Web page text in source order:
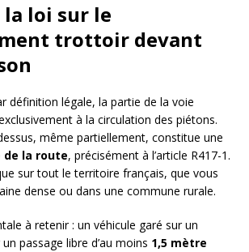
la loi sur le
trottoir devant
définition légale, la partie de la voie
à la circulation des piétons.
même partiellement, constitue une
de la route, précisément à l’article R417-1.
sur tout le territoire français, que vous
dense ou dans une commune rurale.
à retenir : un véhicule garé sur un
passage libre d’au moins 1,5 mètre